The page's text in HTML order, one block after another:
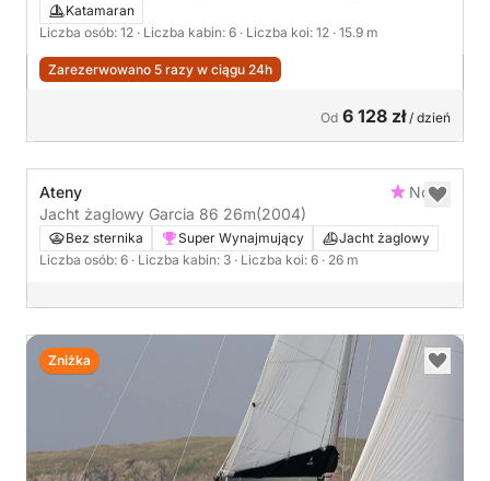
Katamaran
Liczba osób: 12 · Liczba kabin: 6 · Liczba koi: 12 · 15.9 m
Zarezerwowano 5 razy w ciągu 24h
Od 6 128 zł/ dzień
Ateny
Nowy
Jacht żaglowy Garcia 86 26m(2004)
Bez sternika Super Wynajmujący
Jacht żaglowy
Liczba osób: 6 · Liczba kabin: 3 · Liczba koi: 6 · 26 m
Zniżka